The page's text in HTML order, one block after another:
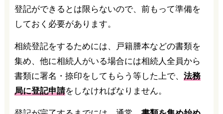
登記ができるとは限らないので、前もって準備を
しておく必要があります。
相続登記をするためには、戸籍謄本などの書類を
集め、他に相続人がいる場合には相続人全員から
書類に署名・捺印をしてもらう等した上で、 法務
局に登記申請をしなければなりません。